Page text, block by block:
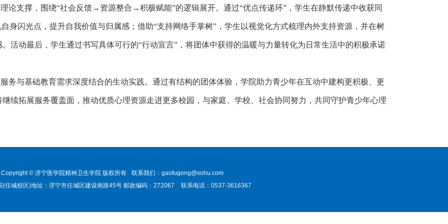
论支撑，围绕“社会反馈→资源整合→积极赋能”的逻辑展开。通过“优点传递环”，学生在静默传递中收获同
身闪光点，提升自我价值与归属感；借助“支持网络手掌树”，学生以视觉化方式梳理内外支持资源，并在树
活动最后，学生通过书写具体可行的“行动宣言”，将团体中获得的温暖与力量转化为日常生活中的积极承诺
务与基础教育需求深度结合的生动实践。通过有结构的团体体验，学院助力青少年在互动中建构更积极、更
续拓展服务覆盖面，推动优质心理资源走进更多校园，与家庭、学校、社会协同努力，共同守护青少年心理
Copyright © 济宁医学院精神卫生学院 版权所有
联系我们：gaofugong@sohu.com
(任城校区)地址：济宁市任城区建设南路45号 邮政编码：272067
联系电话：0537-3616367